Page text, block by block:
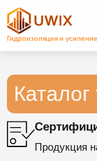
Продукция